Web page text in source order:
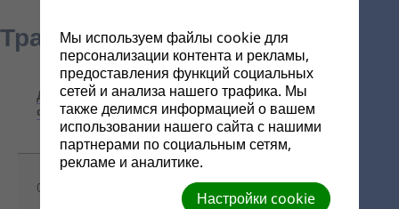
Трафарет или портрет
Дата
файла
Название/
Ссылка
для
скачивания
Описание
01/15/2018
Трафарет
или портрет
-
Мы используем файлы cookie для
персонализации контента и рекламы,
предоставления функций социальных
сетей и анализа нашего трафика. Мы
также делимся информацией о вашем
использовании нашего сайта с нашими
партнерами по социальным сетям,
рекламе и аналитике.
Настройки cookie